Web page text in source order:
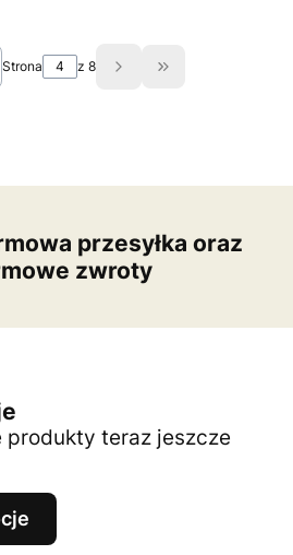
strony z produktami
Strona z 8 Przejdź do
przesyłka oraz
zwroty
produkty teraz jeszcze